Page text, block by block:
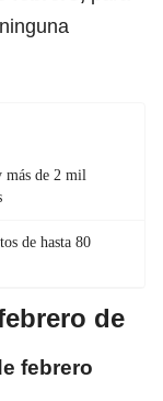
más de 2 mil
de hasta 80
de
febrero